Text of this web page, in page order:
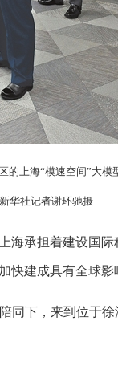
上海“模速空间”大
华社记者谢环驰摄
承担着建设国际
建成具有全球影
下，来到位于徐